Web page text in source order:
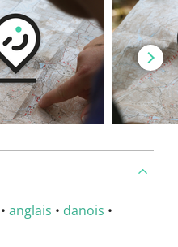
• anglais • danois •